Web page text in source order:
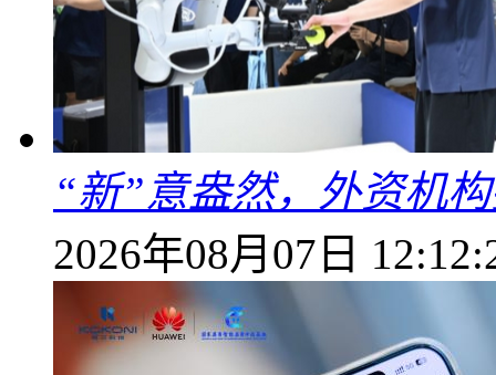
“新”意盎然，外资机
2026年08月07日